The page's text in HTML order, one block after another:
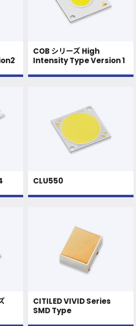
COB シリーズ High
Intensity Type Version 1
CLU550
CITILED VIVID Series
SMD Type